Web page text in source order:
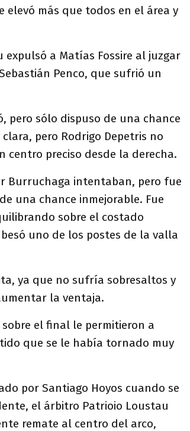
más que todos en el área y
expulsó a Matías Fossire al juzgar
Penco, que sufrió un
pero sólo dispuso de una chance
pero Rodrigo Depetris no
preciso desde la derecha.
Burruchaga intentaban, pero fue
una chance inmejorable. Fue
sobre el costado
uno de los postes de la valla
ya que no sufría sobresaltos y
la ventaja.
el final le permitieron a
que se le había tornado muy
por Santiago Hoyos cuando se
el árbitro Patrioio Loustau
remate al centro del arco,